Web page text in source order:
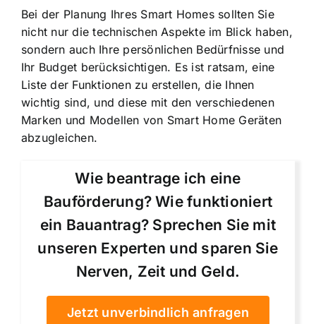
Bei der Planung Ihres Smart Homes sollten Sie
nicht nur die technischen Aspekte im Blick haben,
sondern auch Ihre persönlichen Bedürfnisse und
Ihr Budget berücksichtigen. Es ist ratsam, eine
Liste der Funktionen zu erstellen, die Ihnen
wichtig sind, und diese mit den verschiedenen
Marken und Modellen von Smart Home Geräten
abzugleichen.
Wie beantrage ich eine
Bauförderung? Wie funktioniert
ein Bauantrag? Sprechen Sie mit
unseren Experten und sparen Sie
Nerven, Zeit und Geld.
Jetzt unverbindlich anfragen